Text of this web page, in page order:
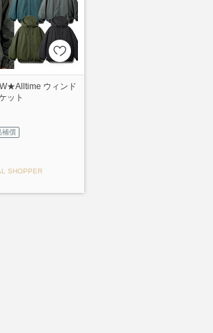
ウィンド
ット
補償
SHOPPER